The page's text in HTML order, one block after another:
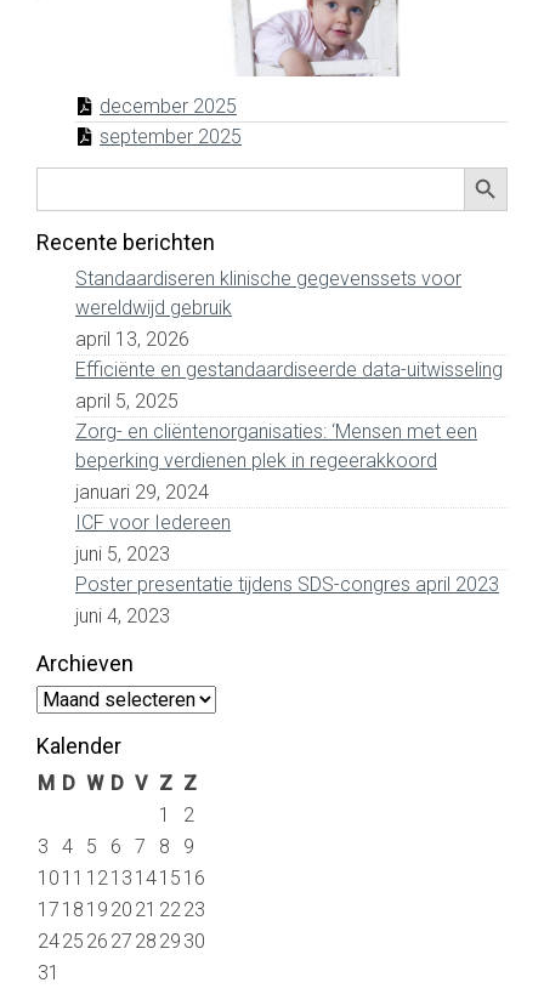
december 2025
september 2025
Zoek
Recente berichten
Standaardiseren klinische gegevenssets voor
wereldwijd gebruik
april 13, 2026
Efficiënte en gestandaardiseerde data-uitwisseling
april 5, 2025
Zorg- en cliëntenorganisaties: ‘Mensen met een
beperking verdienen plek in regeerakkoord
januari 29, 2024
ICF voor Iedereen
juni 5, 2023
Poster presentatie tijdens SDS-congres april 2023
juni 4, 2023
Archieven
Archieven
Kalender
M D W D V Z Z
1
2
3
4 5 6 7 8
9
10 11 1213 1415 16
17 18 19 20 21 2223
2425 26 27 28 29 30
31